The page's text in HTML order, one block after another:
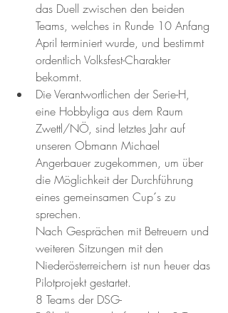
das Duell zwischen den beiden
Teams, welches in Runde 10 Anfang
April terminiert wurde, und bestimmt
ordentlich Volksfest-Charakter
bekommt.
Die Verantwortlichen der Serie-H,
eine Hobbyliga aus dem Raum
Zwettl/NÖ, sind letztes Jahr auf
unseren Obmann Michael
Angerbauer zugekommen, um über
die Möglichkeit der Durchführung
eines gemeinsamen Cup´s zu
sprechen.
Nach Gesprächen mit Betreuern und
weiteren Sitzungen mit den
Niederösterreichern ist nun heuer das
Pilotprojekt gestartet.
8 Teams der DSG-